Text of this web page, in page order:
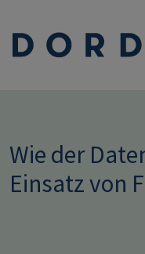
Wie der
Einsatz von